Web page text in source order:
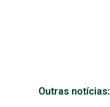
Outras notícias: